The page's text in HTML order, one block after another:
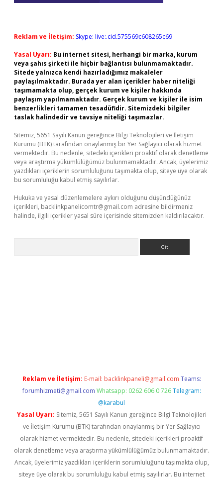
Reklam ve İletişim: Skype: live:.cid.575569c608265c69
Yasal Uyarı: Bu internet sitesi, herhangi bir marka, kurum
veya şahıs şirketi ile hiçbir bağlantısı bulunmamaktadır.
Sitede yalnızca kendi hazırladığımız makaleler
paylaşılmaktadır. Burada yer alan içerikler haber niteliği
taşımamakta olup, gerçek kurum ve kişiler hakkında
paylaşım yapılmamaktadır. Gerçek kurum ve kişiler ile isim
benzerlikleri tamamen tesadüfidir. Sitemizdeki bilgiler
taslak halindedir ve tavsiye niteliği taşımazlar.
Sitemiz, 5651 Sayılı Kanun gereğince Bilgi Teknolojileri ve İletişim
Kurumu (BTK) tarafından onaylanmış bir Yer Sağlayıcı olarak hizmet
vermektedir. Bu nedenle, sitedeki içerikleri proaktif olarak denetleme
veya araştırma yükümlülüğümüz bulunmamaktadır. Ancak, üyelerimiz
yazdıkları içeriklerin sorumluluğunu taşımakta olup, siteye üye olarak
bu sorumluluğu kabul etmiş sayılırlar.
Hukuka ve yasal düzenlemelere aykırı olduğunu düşündüğünüz
içerikleri, backlinkpanelicomtr@gmail.com adresine bildirmeniz
halinde, ilgili içerikler yasal süre içerisinde sitemizden kaldırılacaktır.
Reklam ve İletişim: E-mail: backlinkpaneli@gmail.com Teams:
forumhizmeti@gmail.com Whatsapp: 0262 606 0 726 Telegram:
@karabul
Yasal Uyarı: Sitemiz, 5651 Sayılı Kanun gereğince Bilgi Teknolojileri
ve İletişim Kurumu (BTK) tarafından onaylanmış bir Yer Sağlayıcı
olarak hizmet vermektedir. Bu nedenle, sitedeki içerikleri proaktif
olarak denetleme veya araştırma yükümlülüğümüz bulunmamaktadır.
Ancak, üyelerimiz yazdıkları içeriklerin sorumluluğunu taşımakta olup,
siteye üye olarak bu sorumluluğu kabul etmiş sayılırlar. Bu internet